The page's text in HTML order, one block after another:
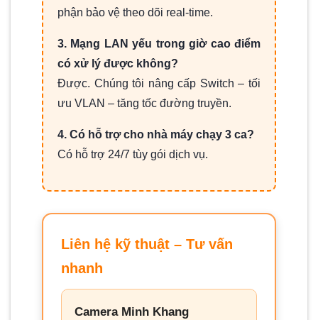
phận bảo vệ theo dõi real-time.
3. Mạng LAN yếu trong giờ cao điểm
có xử lý được không?
Được. Chúng tôi nâng cấp Switch – tối
ưu VLAN – tăng tốc đường truyền.
4. Có hỗ trợ cho nhà máy chạy 3 ca?
Có hỗ trợ 24/7 tùy gói dịch vụ.
Liên hệ kỹ thuật – Tư vấn
nhanh
Camera Minh Khang